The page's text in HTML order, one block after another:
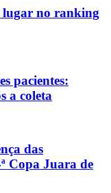
lugar no ranking
pacientes:
a coleta
das
Copa Juara de